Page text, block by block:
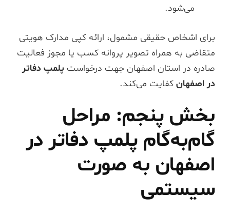
می‌شود.
برای اشخاص حقیقی مشمول، ارائه کپی مدارک هویتی
متقاضی به همراه تصویر پروانه کسب یا مجوز فعالیت
صادره در استان اصفهان جهت درخواست پلمپ دفاتر
در اصفهانکفایت می‌کند.
بخش پنجم: مراحل
گام‌به‌گام پلمپ دفاتر در
اصفهان به صورت
سیستمی